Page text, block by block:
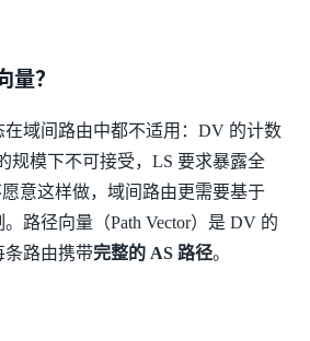
量？
域间路由中都不适用：DV 的计数
规模下不可接受，LS 要求暴露全
意这样做，域间路由更需要基于
路径向量（Path Vector）是 DV 的
条路由携带完整的 AS 路径。